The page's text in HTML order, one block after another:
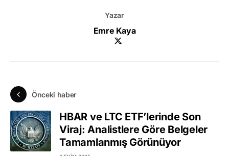
Yazar
Emre Kaya
Önceki haber
HBAR ve LTC ETF’lerinde Son
Viraj: Analistlere Göre Belgeler
Tamamlanmış Görünüyor